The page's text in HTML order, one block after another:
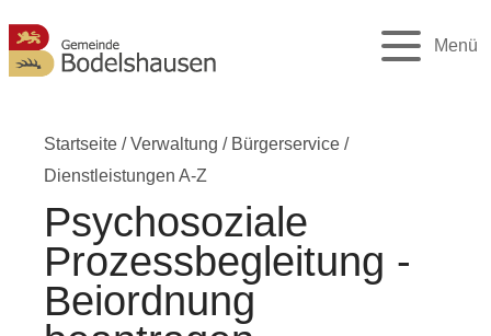
Menü
Startseite /Verwaltung / Bürgerservice /
Dienstleistungen A-Z
Psychosoziale
Prozessbegleitung -
Beiordnung